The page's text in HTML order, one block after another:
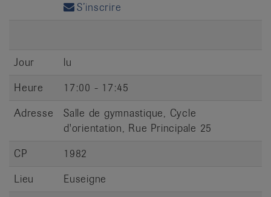
S’inscrire
Jour
lu
Heure
17:00 - 17:45
Adresse
Salle de gymnastique, Cycle
d'orientation, Rue Principale 25
CP
1982
Lieu
Euseigne